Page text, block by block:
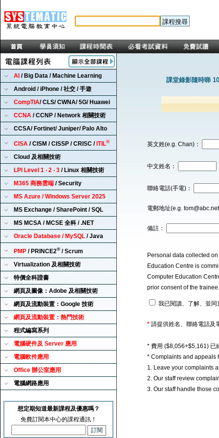
AI / Big Data / Machine Learning
Android / iPhone / 社交 / 手遊
CompTIA/ CLS/ CWNA/ 5G/ Huawei
CCNA / CCNP / Network 相關技術
CCSA/ Fortinet/ Juniper/ Palo Alto
CISA / CISM / CISSP / CRISC / ITIL®
Cloud 及相關技術
LPI Level 1 ‧ 2 ‧ 3 / Linux 相關技術
M365 商務雲端 / Security
MS Azure / Windows Server 2025
MS Exchange / SharePoint / SQL
MS MCSA / MCSE 全科 / .NET
Oracle Database / MySQL / Java
PMP / PRINCE2®/ Scrum
Virtualization 及相關技術
特價全科證書
網頁及圖像：Adobe 及相關技術
網頁及流動裝置：Google 技術
網頁及流動裝置：熱門技術
程式編寫系列
電腦硬件及 Server 應用
電腦軟件應用
Office 辦公室應用
電腦網路應用
想定期知道最新課程及優惠嗎？
免費訂閱本中心的課程通訊！
課堂錄影隨時睇
英文姓(e.g. Chan)：
中文姓名：
聯絡電話(手電)：
電郵地址(e.g.
備註：
Personal data collected
Education Centre is
Computer Education
prior consent of the
我已閱讀、了解、並
* 請提供姓名、聯絡電話及
* 費用 ($8,056+$5,161) 已
* Complaints and appeals
1. Leave your complaints
2. Our staff review
3. Our staff handle those